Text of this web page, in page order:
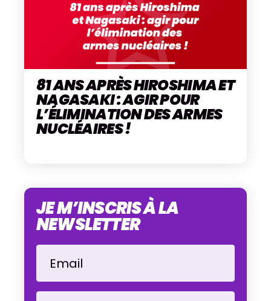
81 ANS APRÈS HIROSHIMA ET
NAGASAKI : AGIR POUR
L’ÉLIMINATION DES ARMES
NUCLÉAIRES !
JE M’INSCRIS À LA
NEWSLETTER
Email